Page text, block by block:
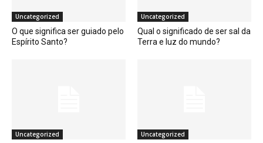
Uncategorized
O que significa ser guiado pelo
Espírito Santo?
Uncategorized
Qual o significado de ser sal da
Terra e luz do mundo?
Uncategorized Uncategorized